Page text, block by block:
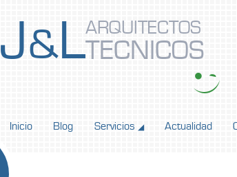
J&LARQUITECTOS
TECNICOS
Inicio Blog Servicios ◢ Actualidad